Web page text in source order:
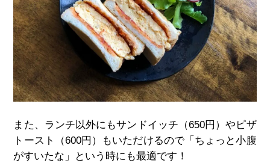
また、ランチ以外にもサンドイッチ（650円）やピザ
トースト（600円）もいただけるので「ちょっと小腹
がすいたな」という時にも最適です！